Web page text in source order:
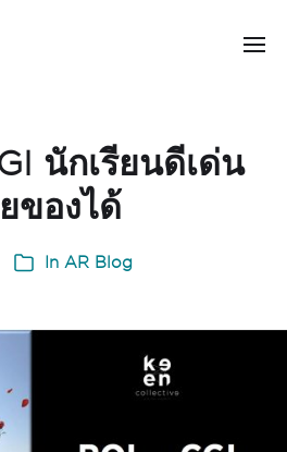
นักเรียนดีเด่น
ของได้
In AR Blog